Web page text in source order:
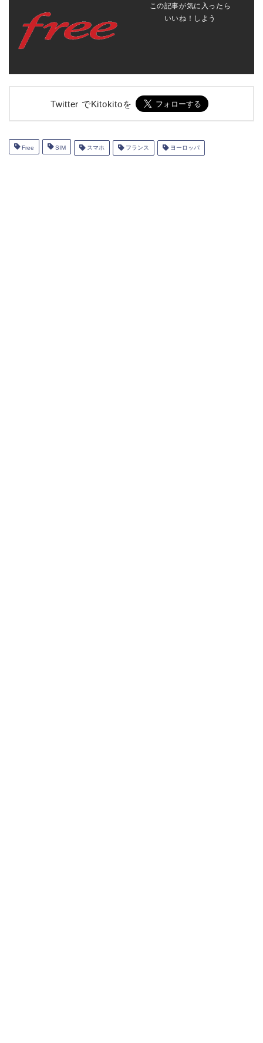
この記事が気に入ったら
いいね！しよう
Twitter でKitokitoを
Free SIM スマホ フランス ヨーロッパ